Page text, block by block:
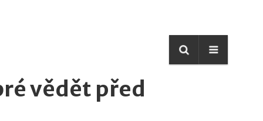
vědět před